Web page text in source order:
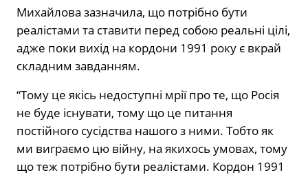
Михайлова зазначила, що потрібно бути
реалістами та ставити перед собою реальні цілі,
адже поки вихід на кордони 1991 року є вкрай
складним завданням.
“Тому це якісь недоступні мрії про те, що Росія
не буде існувати, тому що це питання
постійного сусідства нашого з ними. Тобто як
ми виграємо цю війну, на якихось умовах, тому
що теж потрібно бути реалістами. Кордон 1991